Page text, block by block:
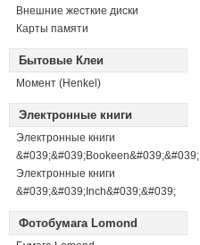
Внешние жесткие диски
Карты памяти
Бытовые Клеи
Момент (Henkel)
Электронные книги
Электронные книги
&#039;&#039;Bookeen&#039;&#039;
Электронные книги
&#039;&#039;Inch&#039;&#039;
Фотобумага Lomond